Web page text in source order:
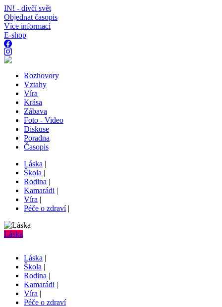
IN! - dívčí svět
Objednat časopis
Více informací
E-shop
Rozhovory
Vztahy
Víra
Krása
Zábava
Foto - Video
Diskuse
Poradna
Časopis
Láska |
Škola |
Rodina |
Kamarádi |
Víra |
Péče o zdraví|
Láska
Láska |
Škola |
Rodina |
Kamarádi |
Víra |
Péče o zdraví